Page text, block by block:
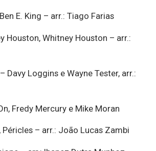
E. King – arr.: Tiago Farias
Houston, Whitney Houston – arr.:
Davy Loggins e Wayne Tester, arr.:
Fredy Mercury e Mike Moran
Péricles – arr.: João Lucas Zambi